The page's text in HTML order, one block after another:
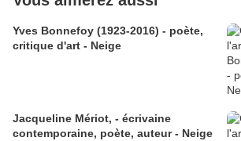
Yves Bonnefoy (1923-2016) - poète,
critique d'art - Neige
Jacqueline Mériot, - écrivaine
contemporaine, poète, auteur - Neige